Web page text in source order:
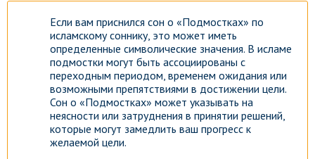
Если вам приснился сон о «Подмостках» по
исламскому соннику, это может иметь
определенные символические значения. В исламе
подмостки могут быть ассоциированы с
переходным периодом, временем ожидания или
возможными препятствиями в достижении цели.
Сон о «Подмостках» может указывать на
неясности или затруднения в принятии решений,
которые могут замедлить ваш прогресс к
желаемой цели.